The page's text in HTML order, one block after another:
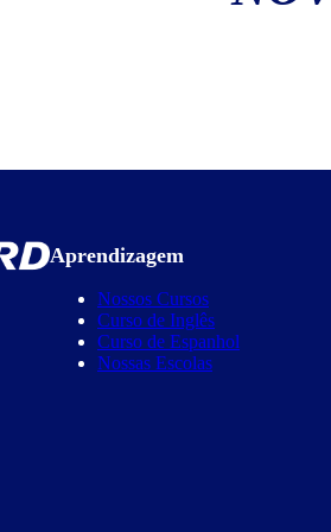
Aprendizagem
Nossos Cursos
Curso de Inglês
Curso de Espanhol
Nossas Escolas